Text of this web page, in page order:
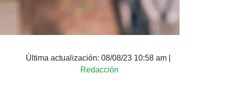
Última actualización: 08/08/23 10:58 am
Redacción